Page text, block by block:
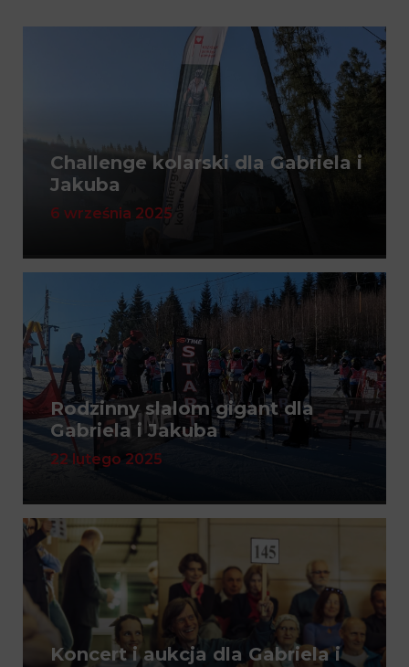
Challenge kolarski dla Gabriela i
Jakuba
6 września 2025
Rodzinny slalom gigant dla
Gabriela i Jakuba
22 lutego 2025
Koncert i aukcja dla Gabriela i